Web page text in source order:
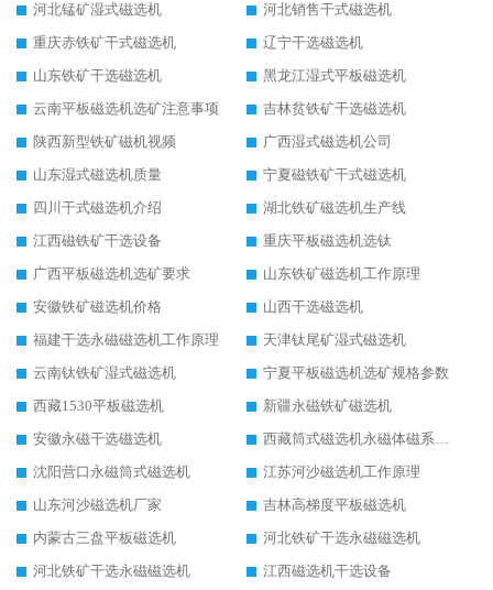
河北锰矿湿式磁选机
河北销售干式磁选机
重庆赤铁矿干式磁选机
辽宁干选磁选机
山东铁矿干选磁选机
黑龙江湿式平板磁选机
云南平板磁选机选矿注意事项
吉林贫铁矿干选磁选机
陕西新型铁矿磁机视频
广西湿式磁选机公司
山东湿式磁选机质量
宁夏磁铁矿干式磁选机
四川干式磁选机介绍
湖北铁矿磁选机生产线
江西磁铁矿干选设备
重庆平板磁选机选钛
广西平板磁选机选矿要求
山东铁矿磁选机工作原理
安徽铁矿磁选机价格
山西干选磁选机
福建干选永磁磁选机工作原理
天津钛尾矿湿式磁选机
云南钛铁矿湿式磁选机
宁夏平板磁选机选矿规格参数
西藏1530平板磁选机
新疆永磁铁矿磁选机
安徽永磁干选磁选机
西藏筒式磁选机永磁体磁系设计
沈阳营口永磁筒式磁选机
江苏河沙磁选机工作原理
山东河沙磁选机厂家
吉林高梯度平板磁选机
内蒙古三盘平板磁选机
河北铁矿干选永磁磁选机
河北铁矿干选永磁磁选机
江西磁选机干选设备